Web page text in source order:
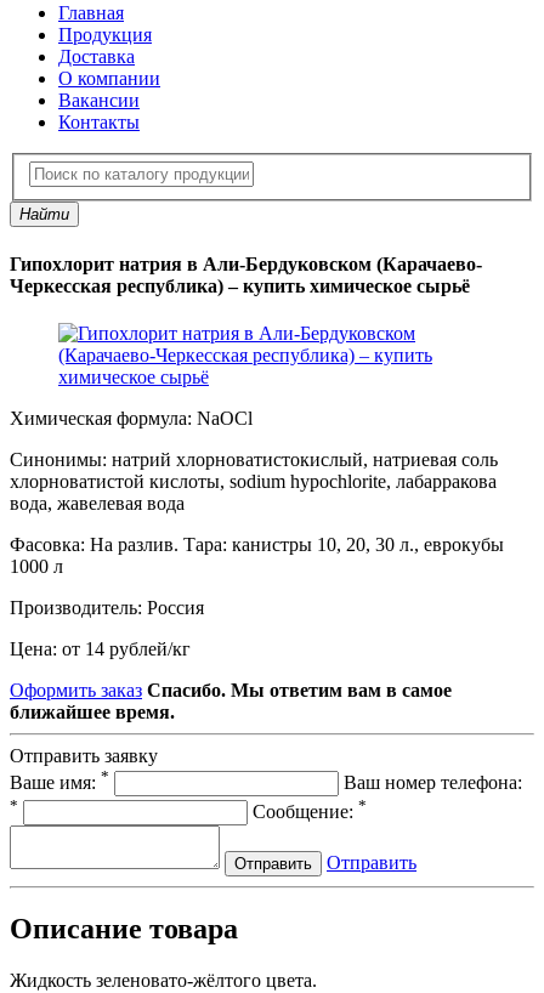
Главная
Продукция
Доставка
О компании
Вакансии
Контакты
Найти
Гипохлорит натрия в Али-Бердуковском (Карачаево-
Черкесская республика) – купить химическое сырьё
Химическая формула: NaOCl
Синонимы: натрий хлорноватистокислый, натриевая соль
хлорноватистой кислоты, sodium hypochlorite, лабарракова
вода, жавелевая вода
Фасовка: На разлив. Тара: канистры 10, 20, 30 л., еврокубы
1000 л
Производитель: Россия
Цена: от 14 рублей/кг
Оформить заказ Спасибо. Мы ответим вам в самое
ближайшее время.
Отправить заявку
Ваше имя: * Ваш номер телефона:
* Сообщение: *
Отправить Отправить
Описание товара
Жидкость зеленовато-жёлтого цвета.